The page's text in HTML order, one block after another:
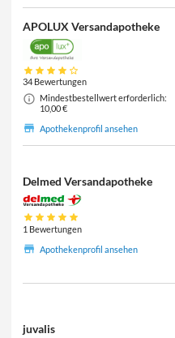
APOLUX Versandapotheke
34 Bewertungen
Mindestbestellwert erforderlich:
10,00 €
Apothekenprofil ansehen
Delmed Versandapotheke
1 Bewertungen
Apothekenprofil ansehen
juvalis